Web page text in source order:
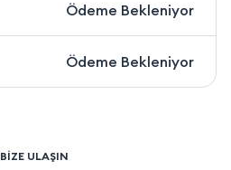
Ödeme Bekleniyor
Ödeme Bekleniyor
BİZE ULAŞIN